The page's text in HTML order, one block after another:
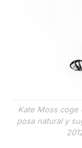
Kate Moss coge
posa natural y